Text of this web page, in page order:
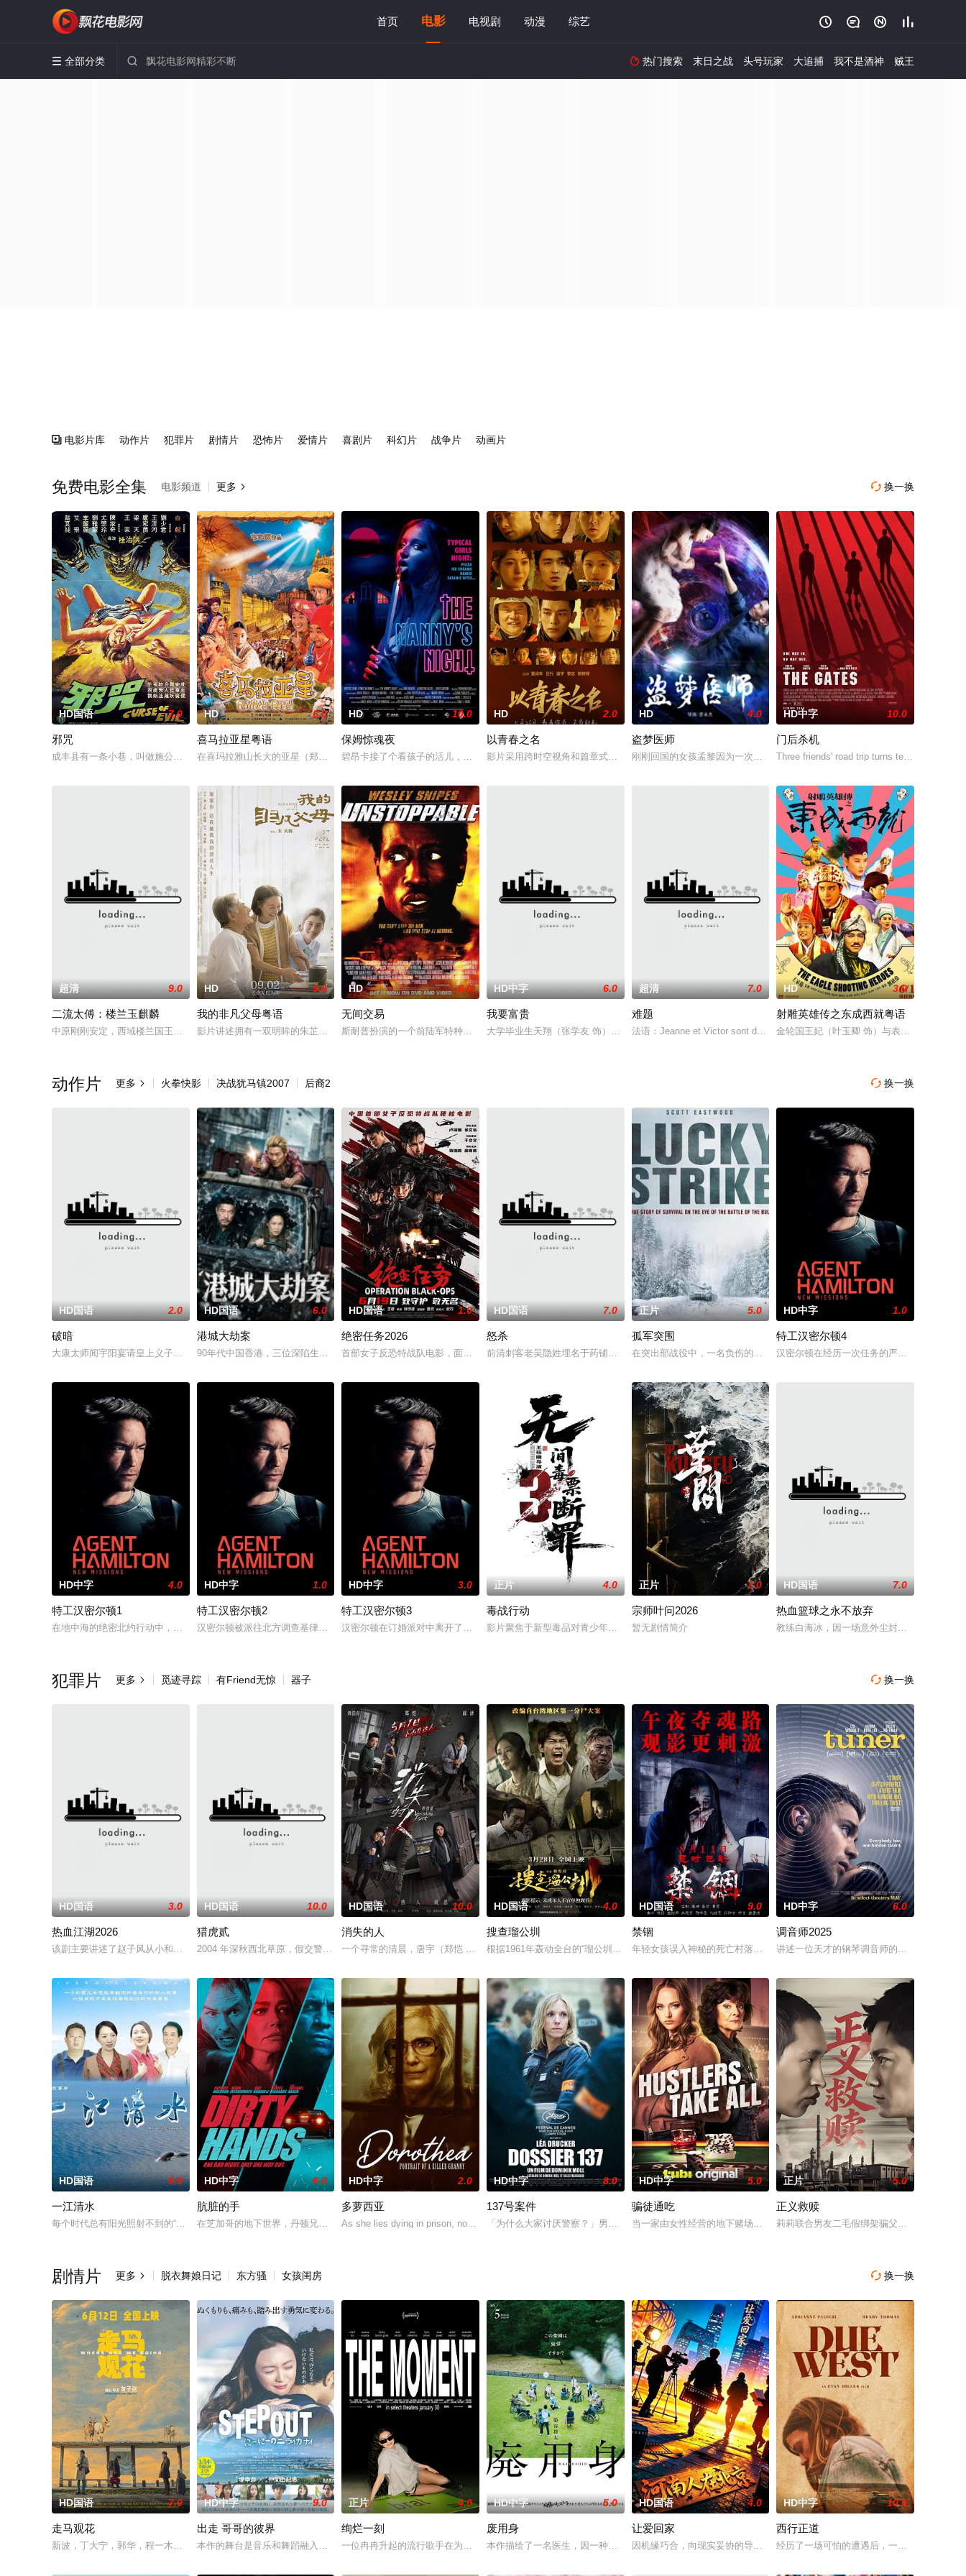
首页 电影 电视剧 动漫 综艺    
 全部分类   热门搜索 末日之战 头号玩家 大追捕 我不是酒神 贼王
 电影片库 动作片 犯罪片 剧情片 恐怖片 爱情片 喜剧片 科幻片 战争片 动画片
 换一换
免费电影全集 电影频道 更多 
HD国语 7.0
邪咒
成丰县有一条小巷，叫做施公径。巷子里有一间古旧的大屋，住的是施家后人。他们本来是当地的首富，不幸在二十年前发生惨剧，一家十三口全部给土匪
HD 6.0
喜马拉亚星粤语
在喜玛拉雅山长大的亚星（郑中基）练有一身瑜伽好功夫，某日奉父母之命下山参加印度西施家族举办的瑜伽选夫比赛的途中，被恨嫁的大家姐（应采儿）
HD 10.0
保姆惊魂夜
碧昂卡接了个看孩子的活儿，但是很快她就发现自己落入了一群线上邪教团体的手中，而这一晚她被要当作献给恶魔的祭品
HD 2.0
以青春之名
影片采用跨时空视角和篇章式结构，通览建团百年的历史区间，展现出不同年代、不同地域背景下的青春脉动。影
HD 4.0
盗梦医师
刚刚回国的女孩孟黎因为一次惊吓过度造成精神混乱，整个人变得呆滞，为此
HD中字 10.0
门后杀机
Three friends' road trip turns terrifying when
超清 9.0
二流太傅：楼兰玉麒麟
中原刚刚安定，西域楼兰国王子月下璃和公主魅笙前往中原请求联姻，却不想皇帝年幼，不懂情事，罢手拒绝。原本楼兰兄妹二人这次想通过联姻阴谋，用
HD 9.0
我的非凡父母粤语
影片讲述拥有一双明眸的朱芷欣（吴千语 饰），却有一对失明父母：甘笑红（惠英红 饰）、朱国强（吴岱融 饰）。乖巧懂事的她从小便成为父母的“
HD 8.0
无间交易
斯耐普扮演的一个前陆军特种部队的军人，在遭到政府官员的误会之后，被美国中央情报局误认为与一起绑架有关，而且被控制了思想的犯罪分子被认
HD中字 6.0
我要富贵
大学毕业生天翔（张学友 饰）出身贫寒，其父猜叔（董骠 饰）靠在榕树头卖唱养活天翔以及年幼的一子一女，天翔
超清 7.0
难题
法语：Jeanne et Victor sont deux jeunes Parisiens de retour de vacances
HD 3.0
射雕英雄传之东成西就粤语
金轮国王妃（叶玉卿 饰）与表哥欧阳锋（梁
 换一换
动作片 更多  火拳快影 决战犹马镇2007 后裔2
HD国语 2.0
破暗
大康太师闻宇阳宴请皇上义子神策府神威将军冷啸天，席间告知他一个消息，刚刚继任北疆镇海王的薛世明遭刺客暗杀，大康名医李长生父子卷入其中，不
HD国语 6.0
港城大劫案
90年代中国香港，三位深陷生存绝境的底层小人物，因一场劫案命运交织。押款员唐月玲急需巨款为心脏病父亲做移植手术；搭档李国荣遭杀猪盘骗光积
HD国语 1.0
绝密任务2026
首部女子反恐特战队电影，面对恐怖主义恶势力，“最飒女子反恐特战队”临危受命，精英队长陈梓静（于文文 饰）率队员金凤（卢靖姗 饰）、齐燕（
HD国语 7.0
怒杀
前清刺客老吴隐姓埋名于药铺，却为守护单亲母女小茜和依依，被迫出手击杀黑帮一伙而暴露身份。幕后黑手向爷
正片 5.0
孤军突围
在突出部战役中，一名负伤的美军士兵被困在饱受战火摧残的比利时敌后，他
HD中字 1.0
特工汉密尔顿4
汉密尔顿在经历一次任务的严重后果后，陷
HD中字 4.0
特工汉密尔顿1
在地中海的绝密北约行动中，瑞典攻击潜水员遇害。汉密尔顿，受害者的老友，前往法国土伦军事基地展开调查。他与克里斯汀伪装身份，深入追查案件背
HD中字 1.0
特工汉密尔顿2
汉密尔顿被派往北方调查基律纳太空项目的间谍行为，同时发现有人从瑞典窃取秘密武器材料。他被调至布鲁塞尔担任国防部长保镖，而叛乱分子计划在欧
HD中字 3.0
特工汉密尔顿3
汉密尔顿在订婚派对中离开了未婚妻，但他内心仍然渴望过正常生活。一名科学家被绑架，重要信息面临泄露风险。汉密尔顿决定返回未婚妻身边，并
正片 4.0
毒战行动
影片聚焦于新型毒品对青少年的危害，对社会秩序的破坏为主题，旨在通过电影让观众意识到毒品的可怕，着重塑
正片 2.0
宗师叶问2026
暂无剧情简介
HD国语 7.0
热血篮球之永不放弃
教练白海冰，因一场意外尘封篮球梦。为完
 换一换
犯罪片 更多  觅迹寻踪 有Friend无惊 器子
HD国语 3.0
热血江湖2026
该剧主要讲述了赵子风从小和爷爷在乡下习武，长大后从乡野来到大城市寻找自己的一处立足之地。在这样一个充满快节奏、充满利益的城市，子风十分迷
HD国语 10.0
猎虎贰
2004 年深秋西北草原，假交警截停铜矿押运车，炸药破箱、两命陨灭，悍匪携枪遁入茫茫戈壁。刑警杨志刚凭现场足迹与痕迹精准锁凶，追凶途中接
HD国语 10.0
消失的人
一个寻常的清晨，唐宇（郑恺 饰）的儿子在楼梯间凭空消失；隔壁单元里，独居女孩林雨彤（刘浩存 饰）在熟睡中被人侵犯；赌鬼租客严午（邱泽 饰
HD国语 4.0
搜查瑠公圳
根据1961年轰动全台的“瑠公圳分尸大案”改编。刑警赵子午（朱轩洋 饰）与记者张秀秀（吴卓源 饰）在得知女尸案
HD国语 9.0
禁锢
年轻女孩误入神秘的死亡村落，百年禁忌之地，发生一系列离奇事件，乱葬野
HD中字 6.0
调音师2025
讲述一位天才的钢琴调音师的故事，当他发
HD国语 9.0
一江清水
每个时代总有阳光照射不到的“黑暗”可是，总有些人在坚持不懈，不惜付出生命的代价，只为让阳光普照大地，还我一江清水。
HD中字 6.0
肮脏的手
在芝加哥的地下世界，丹顿兄弟里奇与丹尼的一场常规毒品交易意外失控，卷入黑帮火并的漩涡。随着毒枭之子被杀，敌对帮派磨刀霍霍，他们的老板也急
HD中字 2.0
多萝西亚
As she lies dying in prison, notorious serial killer Dorothea Puente
HD中字 8.0
137号案件
「为什么大家讨厌警察？」男孩询问母亲。身为警察的史黛芬妮，负责的却是警察暴力与失职案件调查。2018年，
HD中字 5.0
骗徒通吃
当一家由女性经营的地下赌场招募了一位才华横溢的年轻商科毕业生时，赌场最
正片 5.0
正义救赎
莉莉联合男友二毛假绑架骗父王总200万，
 换一换
剧情片 更多  脱衣舞娘日记 东方骚 女孩闺房
HD国语 7.0
走马观花
新波，丁大宁，郭华，程一木他们毕业于同一所大学。他们和很多年轻人一样，自以为是，敏感错弱，没有被认可的才华。他们来自不同的地方，却有一个
HD中字 9.0
出走 哥哥的彼界
本作的舞台是音乐和舞蹈融入生活的冲绳。与母亲朱音、妹妹舞一起生活的照屋踊，憧憬舞蹈学校的丽莎，开始了舞蹈生涯。朱音为了支撑家数在酒吧工作
正片 4.0
绚烂一刻
一位冉冉升起的流行歌手在为她的巡回演唱会首秀做准备的同时，努力应对名利和行业压力的复杂压力，揭示了地下文化向主流成功的转变。
HD中字 5.0
废用身
本作描绘了一名医生，因一种围绕“废用身”——因瘫痪等原因已无恢复可能的四肢——的治疗方法，而一步步踏入在
HD国语 4.0
让爱回家
因机缘巧合，向现实妥协的导演朱达仁萌生拍一部《河南人在北京》电影的念头
HD中字 10.0
西行正道
经历了一场可怕的遭遇后，一位小镇女子向